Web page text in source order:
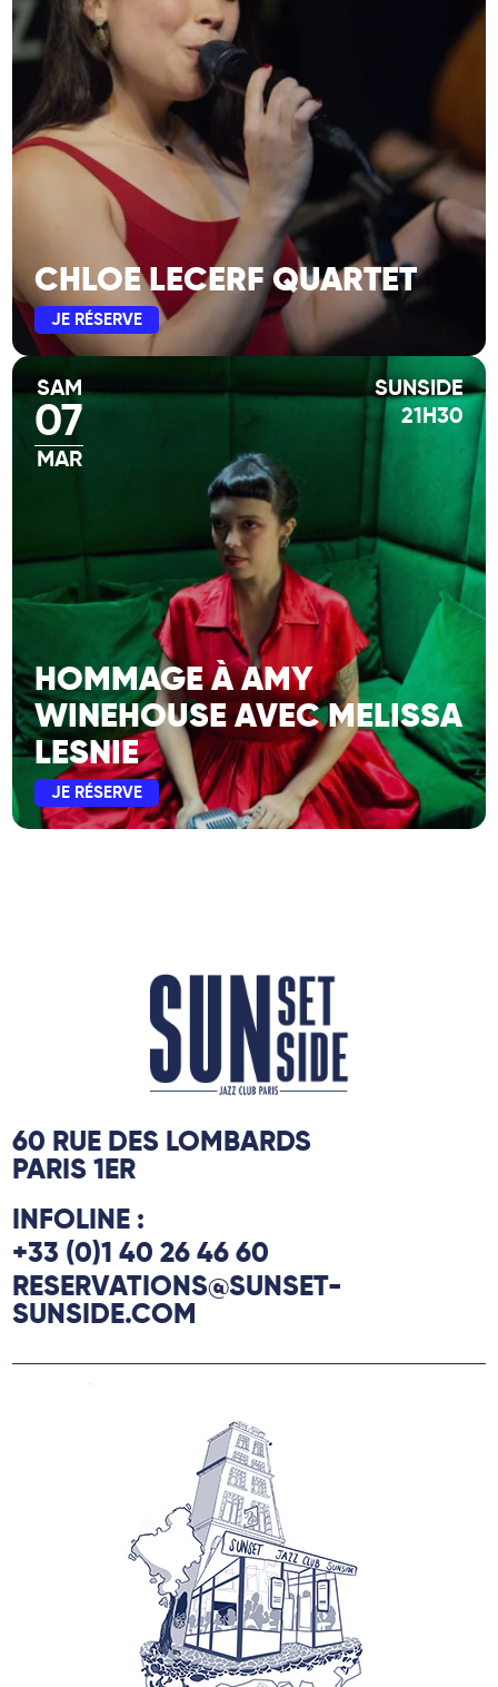
CHLOE LECERF QUARTET
JE RÉSERVE
SAM
07
MAR
SUNSIDE
21H30
HOMMAGE À AMY
WINEHOUSE AVEC MELISSA
LESNIE
JE RÉSERVE
60 RUE DES LOMBARDS
PARIS 1ER
INFOLINE :
+33 (0)1 40 26 46 60
RESERVATIONS@SUNSET-
SUNSIDE.COM